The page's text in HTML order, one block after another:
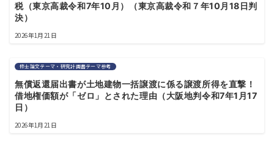
税（東京高裁令和7年10月）（東京高裁令和７年10月18日判
決）
2026年1月21日
修士論文テーマ・研究計画書テーマ参考
無償返還届出書が土地建物一括譲渡に係る譲渡所得を直撃！
借地権価額が「ゼロ」とされた理由（大阪地判令和7年1月17
日）
2026年1月21日